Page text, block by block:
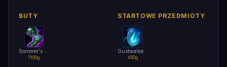
BUTY
1100g
STARTOWE PRZEDMIOTY
450g